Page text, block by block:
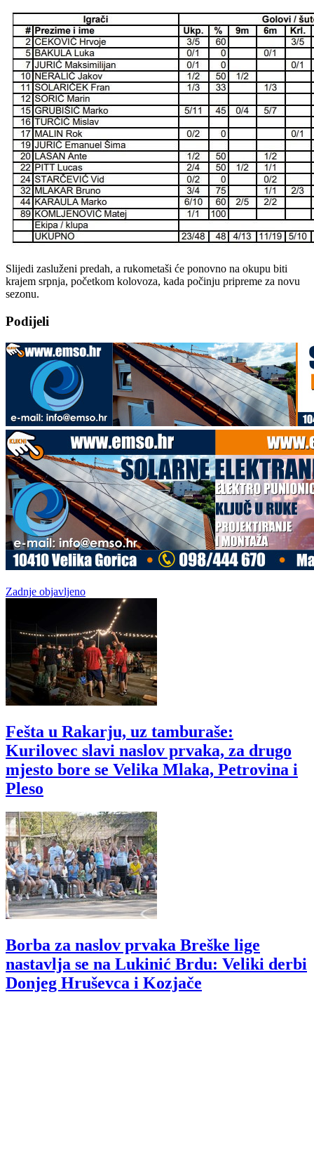
Slijedi zasluženi predah, a rukometaši će ponovno na okupu biti
krajem srpnja, početkom kolovoza, kada počinju pripreme za novu
sezonu.
Podijeli
Zadnje objavljeno
Fešta u Rakarju, uz tamburaše:
Kurilovec slavi naslov prvaka, za drugo
mjesto bore se Velika Mlaka, Petrovina i
Pleso
Borba za naslov prvaka Breške lige
nastavlja se na Lukinić Brdu: Veliki derbi
Donjeg Hruševca i Kozjače